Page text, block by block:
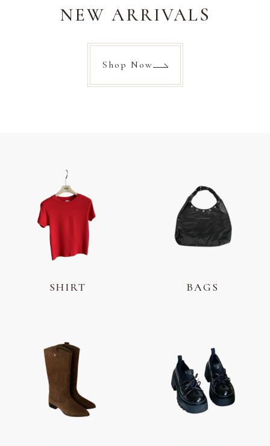
NEW ARRIVALS
Shop Now
SHIRT BAGS